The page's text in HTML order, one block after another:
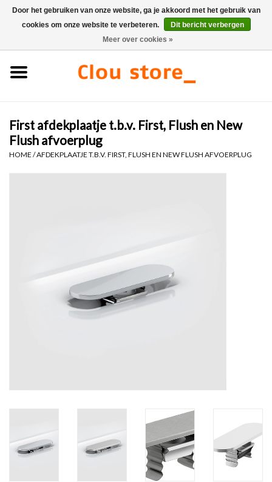
0 Artikelen - €0,00
Fonteinsets
First afdekplaatje t.b.v. First, Flush en New
Flush afvoerplug
HOME /AFDEKPLAATJE T.B.V. FIRST, FLUSH EN NEW FLUSH AFVOERPLUG
Door het gebruiken van onze website, ga je akkoord met het gebruik van
cookies om onze website te verbeteren.
Dit bericht verbergen
Meer over cookies »